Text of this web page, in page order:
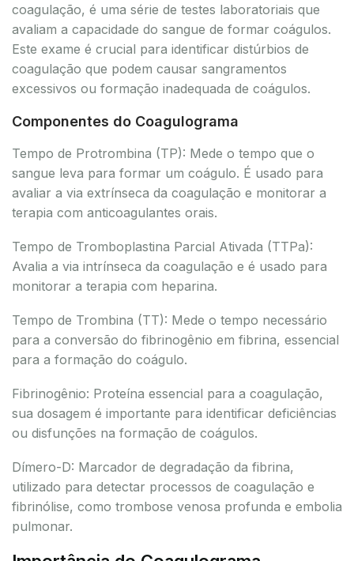
coagulação, é uma série de testes laboratoriais que
avaliam a capacidade do sangue de formar coágulos.
Este exame é crucial para identificar distúrbios de
coagulação que podem causar sangramentos
excessivos ou formação inadequada de coágulos.
Componentes do Coagulograma
Tempo de Protrombina (TP): Mede o tempo que o
sangue leva para formar um coágulo. É usado para
avaliar a via extrínseca da coagulação e monitorar a
terapia com anticoagulantes orais.
Tempo de Tromboplastina Parcial Ativada (TTPa):
Avalia a via intrínseca da coagulação e é usado para
monitorar a terapia com heparina.
Tempo de Trombina (TT): Mede o tempo necessário
para a conversão do fibrinogênio em fibrina, essencial
para a formação do coágulo.
Fibrinogênio: Proteína essencial para a coagulação,
sua dosagem é importante para identificar deficiências
ou disfunções na formação de coágulos.
Dímero-D: Marcador de degradação da fibrina,
utilizado para detectar processos de coagulação e
fibrinólise, como trombose venosa profunda e embolia
pulmonar.